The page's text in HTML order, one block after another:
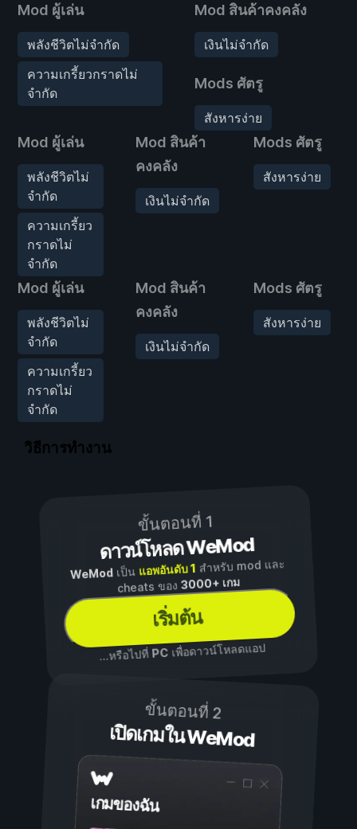
Mod ผู้เล่น
พลังชีวิตไม่จำกัด
ความเกรี้ยวกราดไม่
จำกัด
Mod สินค้าคงคลัง
เงินไม่จำกัด
Mods ศัตรู
สังหารง่าย
Mod ผู้เล่น
พลังชีวิตไม่
จำกัด
ความเกรี้ยว
กราดไม่
จำกัด
Mod สินค้า
คงคลัง
เงินไม่จำกัด
Mods ศัตรู
สังหารง่าย
Mod ผู้เล่น
พลังชีวิตไม่
จำกัด
ความเกรี้ยว
กราดไม่
จำกัด
Mod สินค้า
คงคลัง
เงินไม่จำกัด
Mods ศัตรู
สังหารง่าย
วิธีการทำงาน
ขั้นตอนที่ 1
ดาวน์โหลด WeMod
WeModเป็น แอพอันดับ 1 สำหรับ mod และ
cheats ของ3000+ เกม
เริ่มต้น
...หรือไปที่ PCเพื่อดาวน์โหลดแอป
ขั้นตอนที่ 2
เปิดเกมใน WeMod
เกมของฉัน